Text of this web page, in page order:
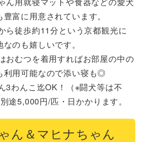
富に用意されています。
のも嬉しいです。
利用可能なので添い寝も◎
途5,000円/匹・日かかります。
ん＆マヒナちゃん